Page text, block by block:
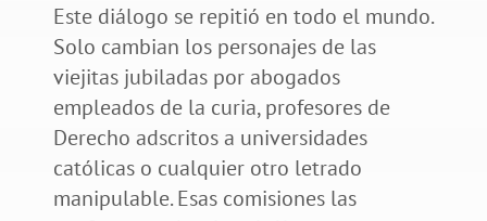
Este diálogo se repitió en todo el mundo.
Solo cambian los personajes de las
viejitas jubiladas por abogados
empleados de la curia, profesores de
Derecho adscritos a universidades
católicas o cualquier otro letrado
manipulable. Esas comisiones las